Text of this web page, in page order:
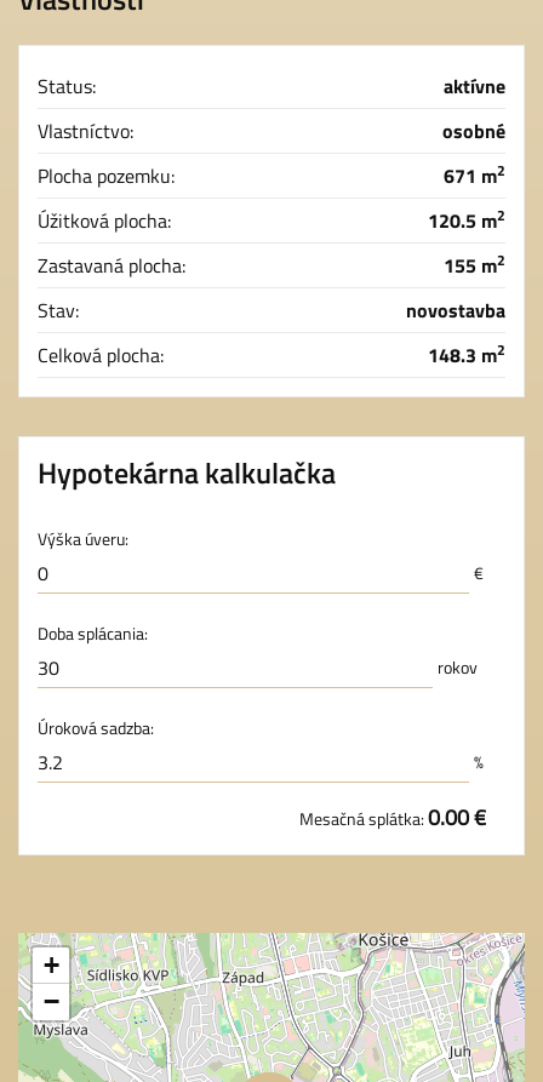
Status:
aktívne
Vlastníctvo:
osobné
Plocha pozemku:
671 m2
Úžitková plocha: 120.5 m2
Zastavaná plocha: 155 m2
Stav:
novostavba
Celková plocha:
148.3 m2
Hypotekárna kalkulačka
Výška úveru:
€
Doba splácania:
rokov
Úroková sadzba:
%
Mesačná splátka:0.00 €
+
−